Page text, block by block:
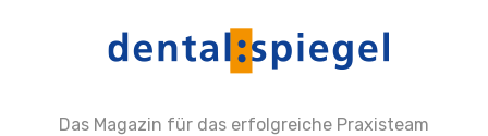
Das Magazin für das erfolgreiche Praxisteam